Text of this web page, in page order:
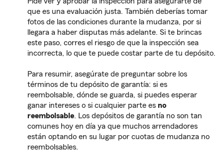
que es una evaluación justa. También deberías tomar
fotos de las condiciones durante la mudanza, por si
llegara a haber disputas más adelante. Si te brincas
este paso, corres el riesgo de que la inspección sea
incorrecta, lo que te puede costar parte de tu depósito.
Para resumir, asegúrate de preguntar sobre los
términos de tu depósito de garantía: si es
reembolsable, dónde se guarda, si puedes esperar
ganar intereses o si cualquier parte es no
reembolsable. Los depósitos de garantía no son tan
comunes hoy en día ya que muchos arrendadores
están optando en su lugar por cuotas de mudanza no
reembolsables.